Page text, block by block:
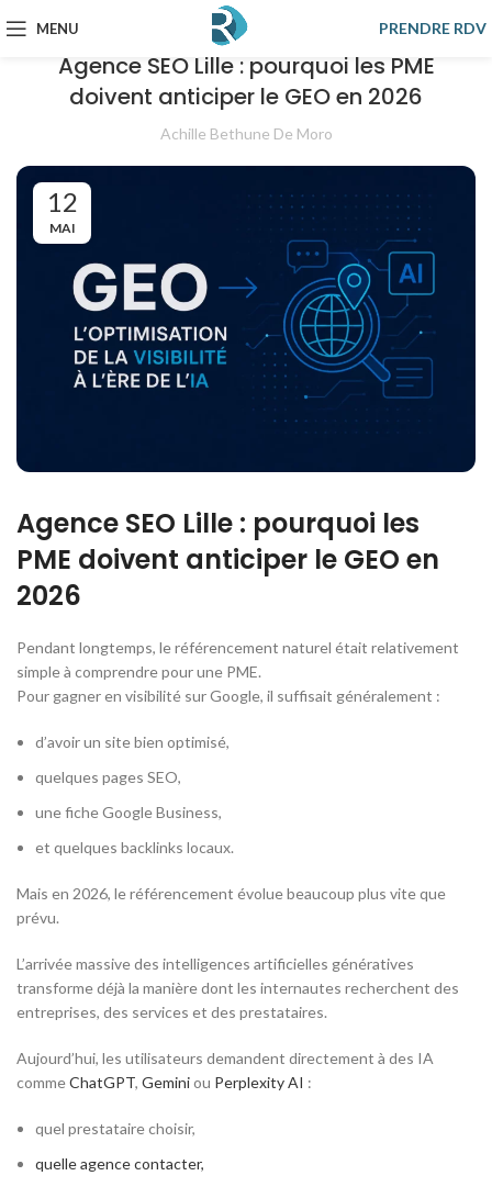
MENU PRENDRE RDV
SEO
Agence SEO Lille : pourquoi les PME
doivent anticiper le GEO en 2026
Achille Bethune De Moro
12
MAI
Agence SEO Lille : pourquoi les
PME doivent anticiper le GEO en
2026
Pendant longtemps, le référencement naturel était relativement
simple à comprendre pour une PME.
Pour gagner en visibilité sur Google, il suffisait généralement :
d’avoir un site bien optimisé,
quelques pages SEO,
une fiche Google Business,
et quelques backlinks locaux.
Mais en 2026, le référencement évolue beaucoup plus vite que
prévu.
L’arrivée massive des intelligences artificielles génératives
transforme déjà la manière dont les internautes recherchent des
entreprises, des services et des prestataires.
Aujourd’hui, les utilisateurs demandent directement à des IA
commeChatGPT, Geminiou Perplexity AI :
quel prestataire choisir,
quelle agence contacter,